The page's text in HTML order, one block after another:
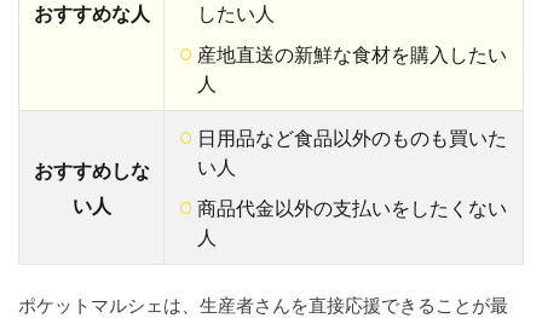
おすすめな人
したい人
産地直送の新鮮な食材を購入したい
人
おすすめしな
い人
日用品など食品以外のものも買いた
い人
商品代金以外の支払いをしたくない
人
ポケットマルシェは、生産者さんを直接応援できることが最